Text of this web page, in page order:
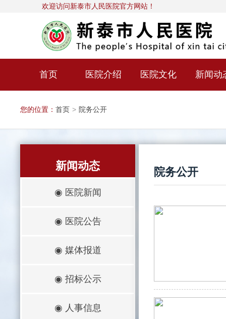
欢迎访问新泰市人民医院官方网站！
首页 医院介绍 医院文化 新闻动
您的位置： 首页 > 院务公开
新闻动态
◉ 医院新闻
◉ 医院公告
◉ 媒体报道
◉ 招标公示
◉ 人事信息
院务公开